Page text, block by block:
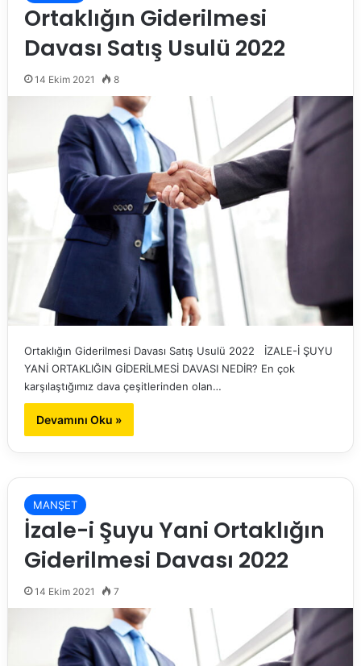
Ortaklığın Giderilmesi
Davası Satış Usulü 2022
14 Ekim 2021 8
Ortaklığın Giderilmesi Davası Satış Usulü 2022 İZALE-İ ŞUYU
YANİ ORTAKLIĞIN GİDERİLMESİ DAVASI NEDİR? En çok
karşılaştığımız dava çeşitlerinden olan…
Devamını Oku »
MANŞET
İzale-i Şuyu Yani Ortaklığın
Giderilmesi Davası 2022
14 Ekim 2021 7